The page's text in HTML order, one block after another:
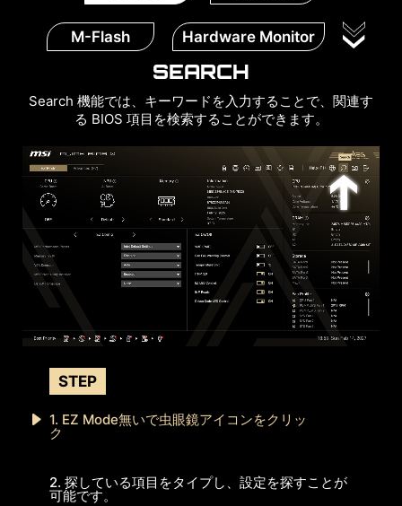
M-Flash Hardware Monitor
SEARCH
Search 機能では、キーワードを入力することで、関連す
る BIOS 項目を検索することができます。
STEP
1. EZ Mode無いで虫眼鏡アイコンをクリッ
ク
2. 探している項目をタイプし、設定を探すことが
可能です。